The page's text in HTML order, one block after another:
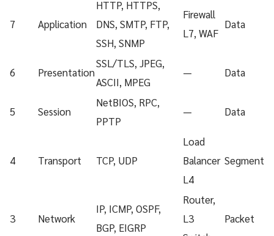
7 Application
HTTP, HTTPS,
DNS, SMTP, FTP,
SSH, SNMP
Firewall
L7, WAF
Data
6 Presentation
SSL/TLS, JPEG,
ASCII, MPEG
— Data
5 Session
NetBIOS, RPC,
PPTP
— Data
4 Transport TCP, UDP
Load
Balancer
L4
Segment
3 Network
IP, ICMP, OSPF,
BGP, EIGRP
Router,
L3
Packet